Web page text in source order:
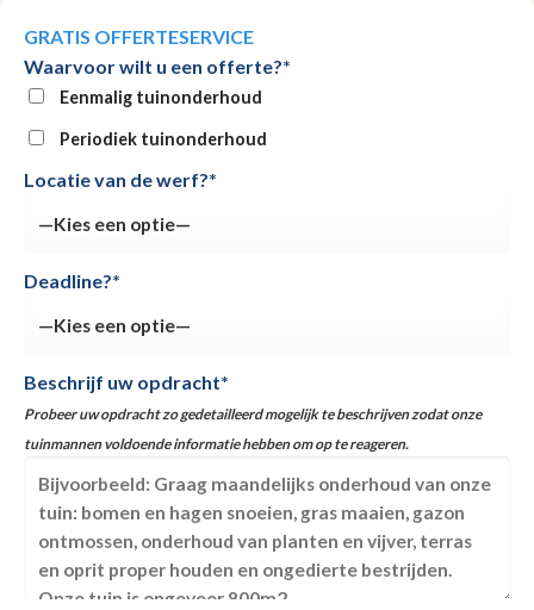
GRATIS OFFERTESERVICE
Waarvoor wilt u een offerte?*
Eenmalig tuinonderhoud
Periodiek tuinonderhoud
Locatie van de werf?*
Deadline?*
Beschrijf uw opdracht*
Probeer uw opdracht zo gedetailleerd mogelijk te beschrijven zodat onze
tuinmannen voldoende informatie hebben om op te reageren.